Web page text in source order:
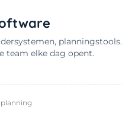
planningstools.
team elke dag opent.
planning